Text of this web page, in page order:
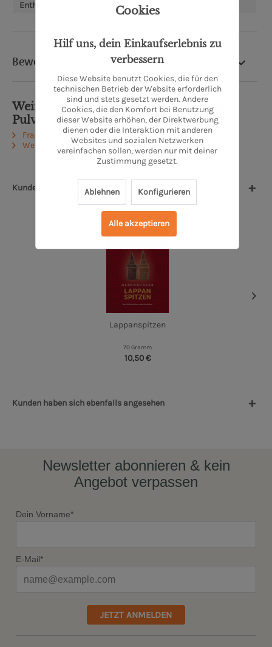
Enthält Alkohol:
Bewertung
Weiterführende Links zu "Oldenburger
Pulvertürmchen - Schokolade"
Fragen zum Artikel?
Weitere Artikel von Hofkonditorei Klinge
Kunden kauften auch
Lappanspitzen
70 Gramm
10,50 €
Kunden haben sich ebenfalls angesehen
Newsletter abonnieren & kein
Angebot verpassen
Dein Vorname*
E-Mail*
JETZT ANMELDEN
Cookies
Hilf uns, dein Einkaufserlebnis zu
verbessern
Diese Website benutzt Cookies, die für den
technischen Betrieb der Website erforderlich
sind und stets gesetzt werden. Andere
Cookies, die den Komfort bei Benutzung
dieser Website erhöhen, der Direktwerbung
dienen oder die Interaktion mit anderen
Websites und sozialen Netzwerken
vereinfachen sollen, werden nur mit deiner
Zustimmung gesetzt.
Ablehnen Konfigurieren
Alle akzeptieren